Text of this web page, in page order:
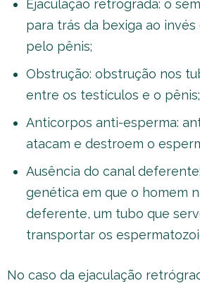
Ejaculação retrógrada: o
para trás da bexiga ao
pelo pênis;
Obstrução: obstrução nos
entre os testículos e o pênis;
Anticorpos anti-esperma:
atacam e destroem o
Ausência do canal
genética em que o homem
deferente, um tubo que
transportar os
No caso da ejaculação